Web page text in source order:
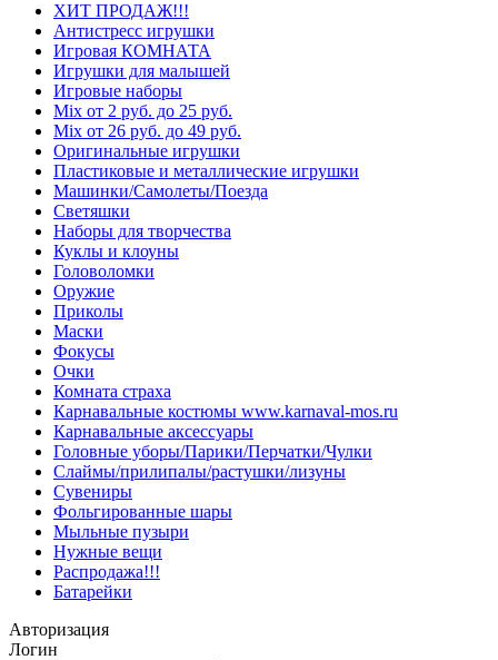
ХИТ ПРОДАЖ!!!
Антистресс игрушки
Игровая КОМНАТА
Игрушки для малышей
Игровые наборы
Mix от 2 руб. до 25 руб.
Mix от 26 руб. до 49 руб.
Оригинальные игрушки
Пластиковые и металлические игрушки
Машинки/Самолеты/Поезда
Светяшки
Наборы для творчества
Куклы и клоуны
Головоломки
Оружие
Приколы
Маски
Фокусы
Очки
Комната страха
Карнавальные костюмы www.karnaval-mos.ru
Карнавальные аксессуары
Головные уборы/Парики/Перчатки/Чулки
Слаймы/прилипалы/растушки/лизуны
Сувениры
Фольгированные шары
Мыльные пузыри
Нужные вещи
Распродажа!!!
Батарейки
Авторизация
Логин